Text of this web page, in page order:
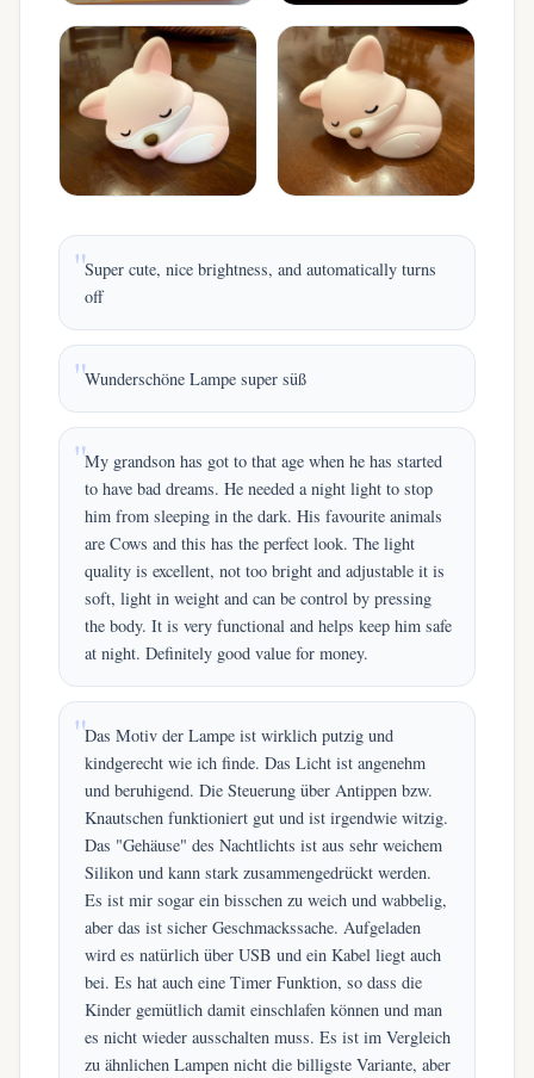
Super cute, nice brightness, and automatically turns
off
Wunderschöne Lampe super süß
My grandson has got to that age when he has started
to have bad dreams. He needed a night light to stop
him from sleeping in the dark. His favourite animals
are Cows and this has the perfect look. The light
quality is excellent, not too bright and adjustable it is
soft, light in weight and can be control by pressing
the body. It is very functional and helps keep him safe
at night. Definitely good value for money.
Das Motiv der Lampe ist wirklich putzig und
kindgerecht wie ich finde. Das Licht ist angenehm
und beruhigend. Die Steuerung über Antippen bzw.
Knautschen funktioniert gut und ist irgendwie witzig.
Das "Gehäuse" des Nachtlichts ist aus sehr weichem
Silikon und kann stark zusammengedrückt werden.
Es ist mir sogar ein bisschen zu weich und wabbelig,
aber das ist sicher Geschmackssache. Aufgeladen
wird es natürlich über USB und ein Kabel liegt auch
bei. Es hat auch eine Timer Funktion, so dass die
Kinder gemütlich damit einschlafen können und man
es nicht wieder ausschalten muss. Es ist im Vergleich
zu ähnlichen Lampen nicht die billigste Variante, aber